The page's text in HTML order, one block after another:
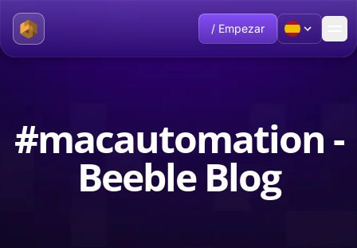
/ Empezar
#macautomation -
Beeble Blog